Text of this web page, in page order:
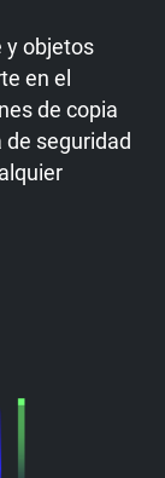
y objetos
en el
de copia
de seguridad